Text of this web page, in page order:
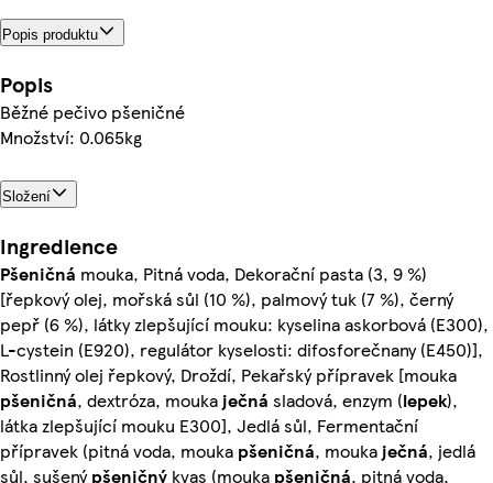
Popis produktu
Popis
Běžné pečivo pšeničné
Množství: 0.065kg
Složení
Ingredience
Pšeničná mouka, Pitná voda, Dekorační pasta (3, 9 %)
[řepkový olej, mořská sůl (10 %), palmový tuk (7 %), černý
pepř (6 %), látky zlepšující mouku: kyselina askorbová (E300),
L-cystein (E920), regulátor kyselosti: difosforečnany (E450)],
Rostlinný olej řepkový, Droždí, Pekařský přípravek [mouka
pšeničná, dextróza, mouka ječná sladová, enzym (lepek),
látka zlepšující mouku E300], Jedlá sůl, Fermentační
přípravek (pitná voda, mouka pšeničná, mouka ječná, jedlá
sůl, sušenýpšeničný kvas (mouka pšeničná, pitná voda,